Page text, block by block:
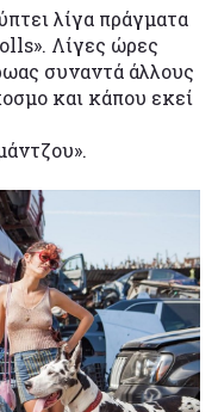
λίγα πράγματα
Λίγες ώρες
συναντά άλλους
και κάπου εκεί